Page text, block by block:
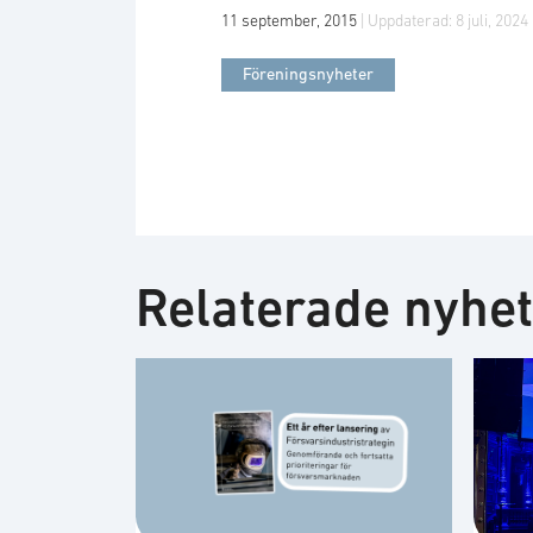
11 september, 2015 | Uppdaterad: 8 juli, 2024
Föreningsnyheter
Relaterade